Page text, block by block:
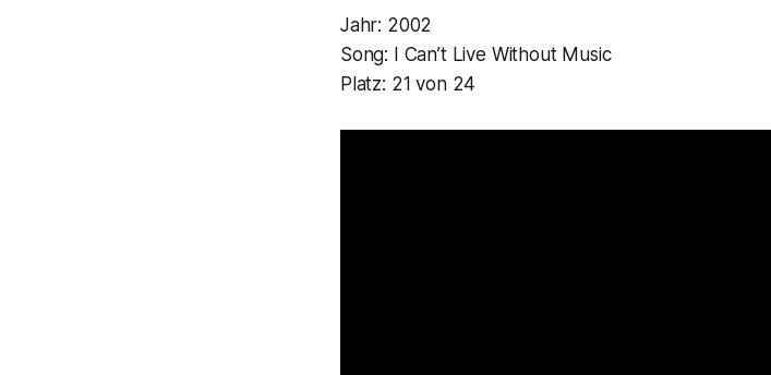
Jahr: 2002
Song: I Can’t Live Without Music
Platz: 21 von 24